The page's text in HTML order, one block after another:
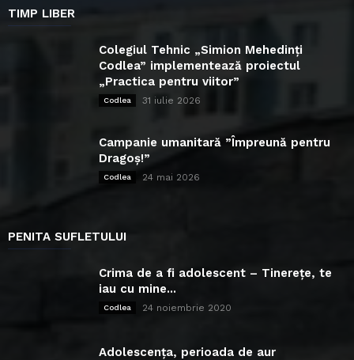
TIMP LIBER
Colegiul Tehnic „Simion Mehedinți
Codlea” implementează proiectul
„Practica pentru viitor”
Codlea 31 iulie 2026
Campanie umanitară ”Împreună pentru
Dragoș!”
Codlea 24 mai 2026
PENITA SUFLETULUI
Crima de a fi adolescent – Tinerețe, te
iau cu mine...
Codlea 24 noiembrie 2020
Adolescența, perioada de aur